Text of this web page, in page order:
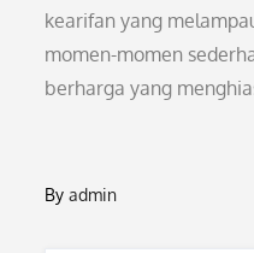
kearifan yang
momen-momen
berharga yang
Byadmin